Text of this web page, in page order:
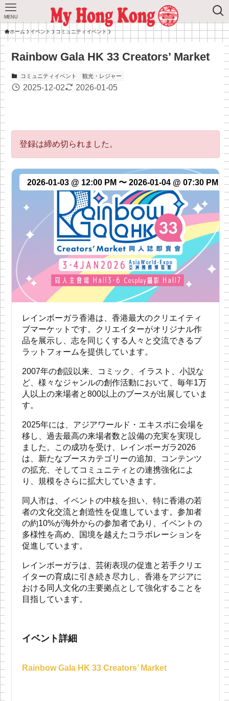
MENU
ホーム イベント コミュニティイベント
Rainbow Gala HK 33 Creators’ Market
コミュニティイベント 観光・レジャー
2025-12-02 2026-01-05
登録は締め切られました。
2026-01-03 @ 12:00 PM 〜 2026-01-04 @ 07:30 PM
レインボーガラ香港は、香港最大のクリエイティ
ブマーケットです。クリエイターがオリジナル作
品を展示し、志を同じくする人々と交流できるプ
ラットフォームを提供しています。
2007年の創設以来、コミック、イラスト、小説な
ど、様々なジャンルの創作活動において、毎年1万
人以上の来場者と800以上のブースが出展していま
す。
2025年には、アジアワールド・エキスポに会場を
移し、過去最高の来場者数と設備の充実を実現し
ました。この成功を受け、レインボーガラ2026
は、新たなブースカテゴリーの追加、コンテンツ
の拡充、そしてコミュニティとの連携強化によ
り、規模をさらに拡大していきます。
同人市は、イベントの中核を担い、特に香港の若
者の文化交流と創造性を促進しています。参加者
の約10%が海外からの参加者であり、イベントの
多様性を高め、国境を越えたコラボレーションを
促進しています。
レインボーガラは、芸術表現の促進と若手クリエ
イターの育成に引き続き尽力し、香港をアジアに
おける同人文化の主要拠点として強化することを
目指しています。
イベント詳細
Rainbow Gala HK 33 Creators’ Market